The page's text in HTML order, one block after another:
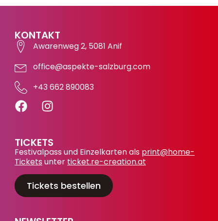
KONTAKT
Awarenweg 2, 5081 Anif
office@aspekte-salzburg.com
+43 662 890083
TICKETS
Festivalpass und Einzelkarten als print@home-
Tickets unter ticket.re-creation.at
Tickets bestellen